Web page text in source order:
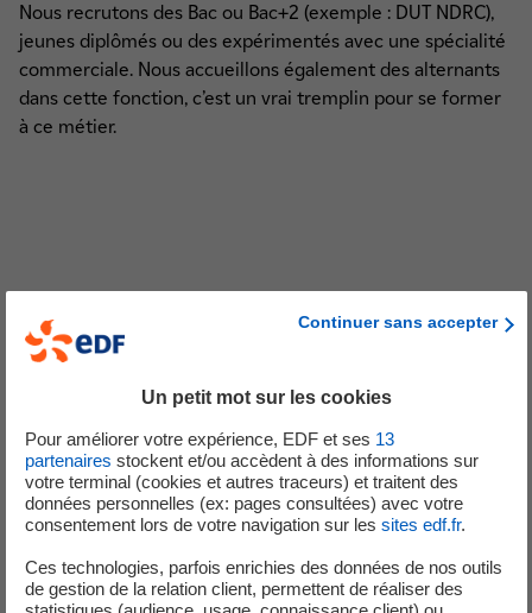
Nous recrutons des Bac ou Bac+2 (exemple : DUT NDRC),
jeunes diplômés ou des expérimentés avec une spécialité
commerciale. Nous accueillons également des alternants
dans cette fonction, c’est un vrai tremplin pour se former
à ce métier.
Témoignages sur les métiers du marché
d’affaires
Continuer sans accepter
Un petit mot sur les cookies
Pour améliorer votre expérience, EDF et ses 13
partenaires stockent et/ou accèdent à des informations sur
votre terminal (cookies et autres traceurs) et traitent des
données personnelles (ex: pages consultées) avec votre
consentement lors de votre navigation sur les sites edf.fr.
Ces technologies, parfois enrichies des données de nos outils
de gestion de la relation client, permettent de réaliser des